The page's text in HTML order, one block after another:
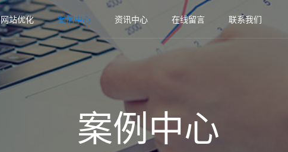
网站优化 案例中心 资讯中心 在线留言 联系我们
案例中心